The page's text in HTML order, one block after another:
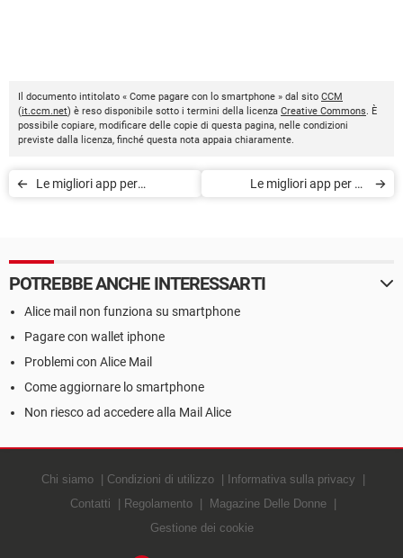
Il documento intitolato « Come pagare con lo smartphone » dal sito CCM
(it.ccm.net) è reso disponibile sotto i termini della licenza Creative Commons. È
possibile copiare, modificare delle copie di questa pagina, nelle condizioni
previste dalla licenza, finché questa nota appaia chiaramente.
Le migliori app per
Le migliori app per gli
POTREBBE ANCHE INTERESSARTI
Alice mail non funziona su smartphone
Pagare con wallet iphone
Problemi con Alice Mail
Come aggiornare lo smartphone
Non riesco ad accedere alla Mail Alice
Chi siamo Condizioni di utilizzo
Informativa sulla privacy
Contatti
Regolamento
Magazine Delle Donne
Gestione dei cookie